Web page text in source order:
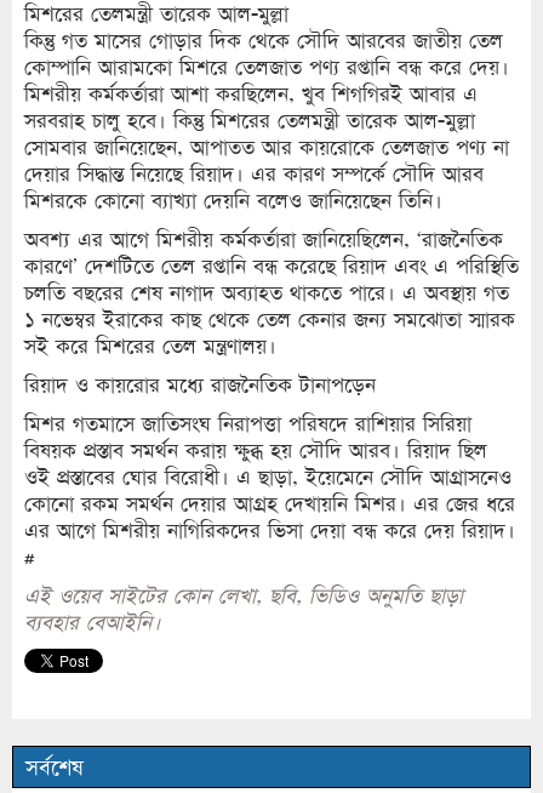
মিশরের তেলমন্ত্রী তারেক আল-মুল্লা
কিন্তু গত মাসের গোড়ার দিক থেকে সৌদি আরবের জাতীয় তেল
কোম্পানি আরামকো মিশরে তেলজাত পণ্য রপ্তানি বন্ধ করে দেয়।
মিশরীয় কর্মকর্তারা আশা করছিলেন, খুব শিগগিরই আবার এ
সরবরাহ চালু হবে। কিন্তু মিশরের তেলমন্ত্রী তারেক আল-মুল্লা
সোমবার জানিয়েছেন, আপাতত আর কায়রোকে তেলজাত পণ্য না
দেয়ার সিদ্ধান্ত নিয়েছে রিয়াদ। এর কারণ সম্পর্কে সৌদি আরব
মিশরকে কোনো ব্যাখ্যা দেয়নি বলেও জানিয়েছেন তিনি।
অবশ্য এর আগে মিশরীয় কর্মকর্তারা জানিয়েছিলেন, ‘রাজনৈতিক
কারণে’ দেশটিতে তেল রপ্তানি বন্ধ করেছে রিয়াদ এবং এ পরিস্থিতি
চলতি বছরের শেষ নাগাদ অব্যাহত থাকতে পারে। এ অবস্থায় গত
১ নভেম্বর ইরাকের কাছ থেকে তেল কেনার জন্য সমঝোতা স্মারক
সই করে মিশরের তেল মন্ত্রণালয়।
রিয়াদ ও কায়রোর মধ্যে রাজনৈতিক টানাপড়েন
মিশর গতমাসে জাতিসংঘ নিরাপত্তা পরিষদে রাশিয়ার সিরিয়া
বিষয়ক প্রস্তাব সমর্থন করায় ক্ষুব্ধ হয় সৌদি আরব। রিয়াদ ছিল
ওই প্রস্তাবের ঘোর বিরোধী। এ ছাড়া, ইয়েমেনে সৌদি আগ্রাসনেও
কোনো রকম সমর্থন দেয়ার আগ্রহ দেখায়নি মিশর। এর জের ধরে
এর আগে মিশরীয় নাগিরিকদের ভিসা দেয়া বন্ধ করে দেয় রিয়াদ।
#
এই ওয়েব সাইটের কোন লেখা, ছবি, ভিডিও অনুমতি ছাড়া
ব্যবহার বেআইনি।
সর্বশেষ